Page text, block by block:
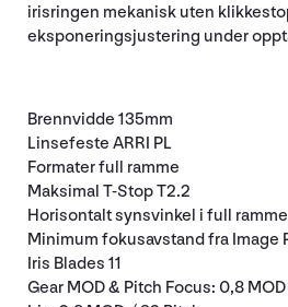
irisringen mekanisk uten
eksponeringsjustering under
Brennvidde 135mm
Linsefeste ARRI PL
Formater full ramme
Maksimal T-Stop T2.2
Horisontalt synsvinkel i full
Minimum fokusavstand fra Image
Iris Blades 11
Gear MOD & Pitch Focus: 0,8